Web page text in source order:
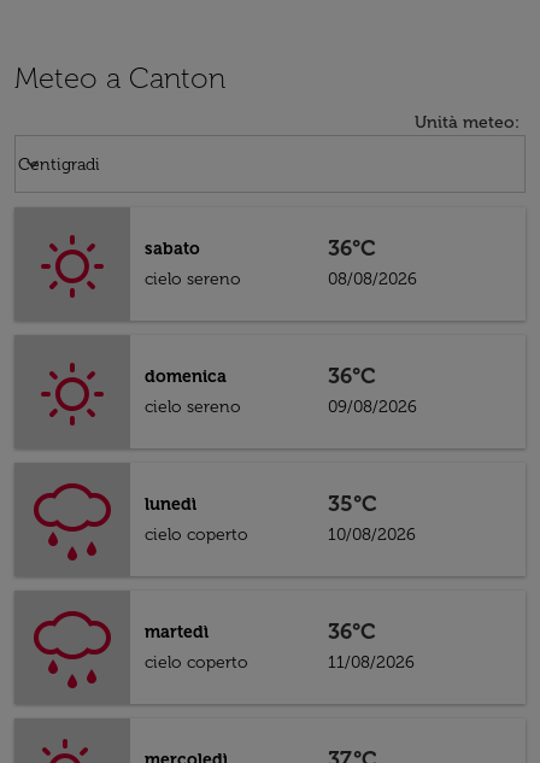
Meteo a Canton
Unità meteo:
Centigradi
keyboard_arrow_down
sabato
cielo sereno
36°C
08/08/2026
domenica
cielo sereno
36°C
09/08/2026
lunedì
cielo coperto
35°C
10/08/2026
martedì
cielo coperto
36°C
11/08/2026